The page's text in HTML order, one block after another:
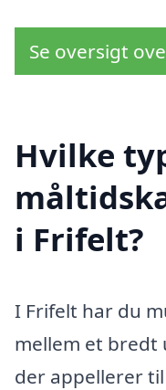
Se oversigt
Hvilke
i Frifelt?
I Frifelt har du
mellem et bredt
der appellerer